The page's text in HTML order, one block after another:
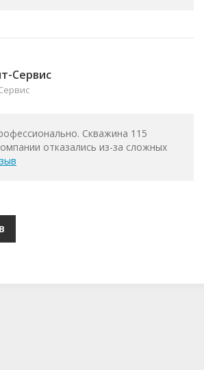
Сервис
Скважина 115
отказались из-за сложных